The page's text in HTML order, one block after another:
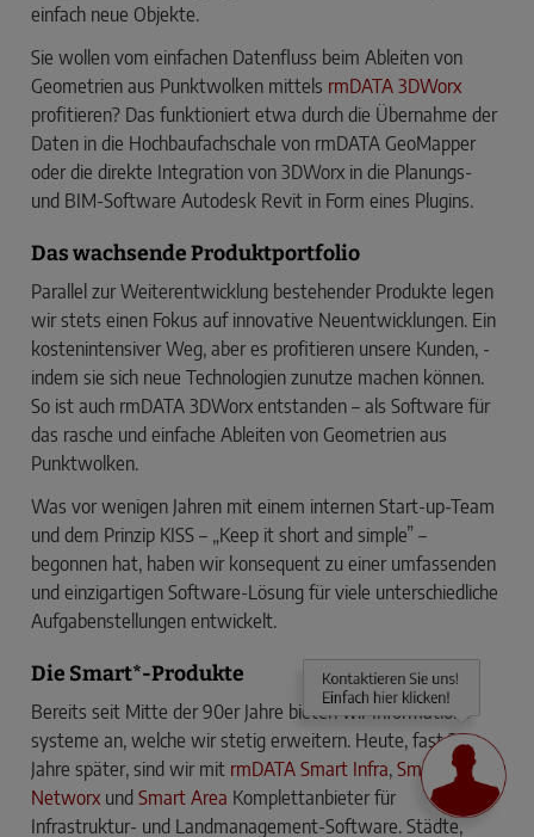
einfach neue Objekte.
Sie wollen vom einfachen Datenfluss beim Ableiten von
Geo­metrien aus Punktwolken mittels rmDATA 3DWorx
profitieren? Das funktioniert etwa durch die Übernahme der
Daten in die Hochbaufachschale von rmDATA GeoMapper
oder die ­direkte Integration von 3DWorx in die Planungs-
und BIM-Software Autodesk Revit in Form eines Plugins.
Das wachsende Produktportfolio
Parallel zur Weiterentwicklung bestehender Produkte legen
wir stets einen Fokus auf innovative Neuentwicklungen. Ein
kostenintensiver Weg, aber es profitieren unsere Kunden, ­
indem sie sich neue Technologien zunutze machen können.
So ist auch rmDATA 3DWorx entstanden – als Software für
das ­rasche und einfache Ableiten von Geometrien aus
Punkt­wolken.
Was vor wenigen Jahren mit einem internen Start-up-Team
und dem Prinzip KISS – „Keep it short and simple” –
begonnen hat, haben wir konsequent zu einer umfassenden
und einzigartigen Software-Lösung für viele unterschiedliche
Aufgabenstellungen entwickelt.
Die Smart*-Produkte
Bereits seit Mitte der 90er Jahre bieten wir Informations­
systeme an, welche wir stetig erweitern. Heute, fast 30
Jahre später, sind wir mit rmDATA Smart Infra,Smart
Networx undSmart Area Komplettanbieter für
Infrastruktur- und Landmana­gement-Software. Städte,